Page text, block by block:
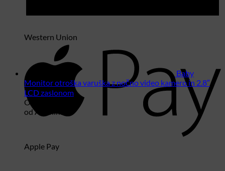
Western Union
Apple Pay
Baby
Monitor otroška varuška z nočno video kamero in 2.8″
LCD zaslonom
Ocenjeno
od Anonimno